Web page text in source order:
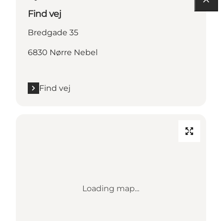
Find vej
Bredgade 35
6830 Nørre Nebel
Find vej
Loading map...